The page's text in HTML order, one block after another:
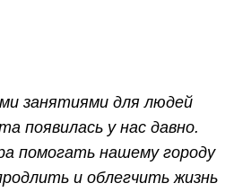
занятиями для людей
появилась у нас давно.
помогать нашему городу
и облегчить жизнь